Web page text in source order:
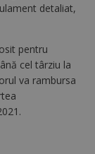
detaliat,
pentru
cel târziu la
va rambursa